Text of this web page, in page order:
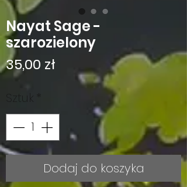
Nayat Sage -
szarozielony
35,00 zł
Dodaj do koszyka